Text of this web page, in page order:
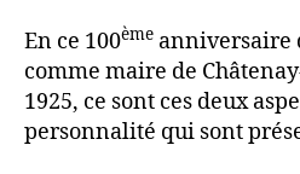
En ce 100ème anniversaire
comme maire de
1925, ce sont ces deux
personnalité qui sont